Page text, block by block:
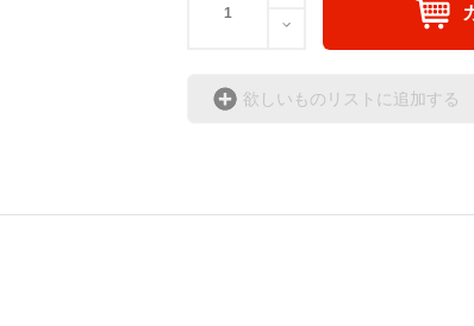
欲しいものリストに追加する